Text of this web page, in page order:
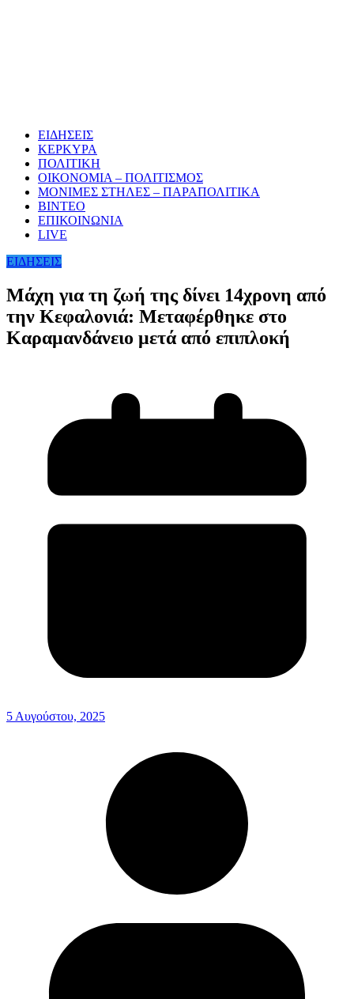
ΕΙΔΗΣΕΙΣ
ΚΕΡΚΥΡΑ
ΠΟΛΙΤΙΚΗ
ΟΙΚΟΝΟΜΙΑ – ΠΟΛΙΤΙΣΜΟΣ
ΜΟΝΙΜΕΣ ΣΤΗΛΕΣ – ΠΑΡΑΠΟΛΙΤΙΚΑ
ΒΙΝΤΕΟ
ΕΠΙΚΟΙΝΩΝΙΑ
LIVE
ΕΙΔΗΣΕΙΣ
Μάχη για τη ζωή της δίνει 14χρονη από
την Κεφαλονιά: Μεταφέρθηκε στο
Καραμανδάνειο μετά από επιπλοκή
5 Αυγούστου, 2025